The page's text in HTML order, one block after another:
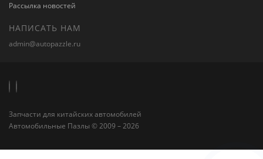
Рассылка новостей
НАПИСАТЬ НАМ
admin@autopazzle.ru
Запчасти для китайских автомобилей
Автомобильные Пазлы © 2009 – 2026